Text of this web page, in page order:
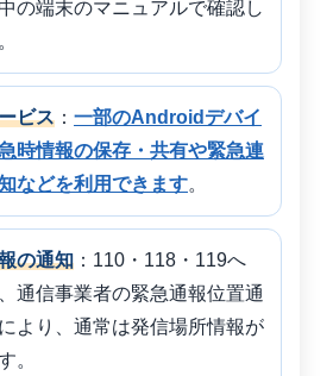
の端末のマニュアルで確認し
ビス ： 一部のAndroidデバイ
時情報の保存・共有や緊急連
などを利用できます。
の通知 ：110・118・119へ
通信事業者の緊急通報位置通
より、通常は発信場所情報が
。